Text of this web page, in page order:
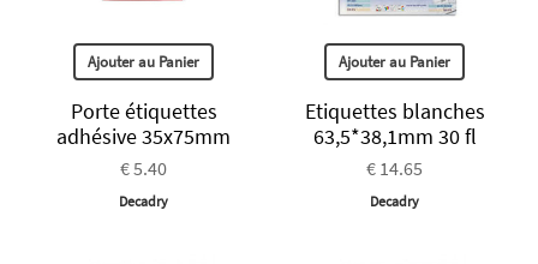
Ajouter au Panier
Porte étiquettes
adhésive 35x75mm
€ 5.40
Decadry
Ajouter au Panier
Etiquettes blanches
63,5*38,1mm 30 fl
€ 14.65
Decadry